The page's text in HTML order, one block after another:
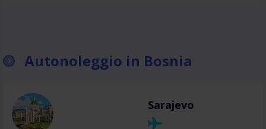
Autonoleggio in Bosnia
Sarajevo